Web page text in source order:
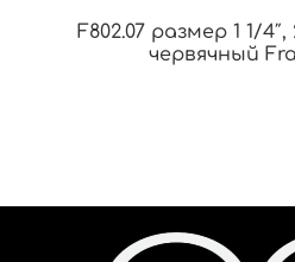
F802.07 размер 1 1/
червячный